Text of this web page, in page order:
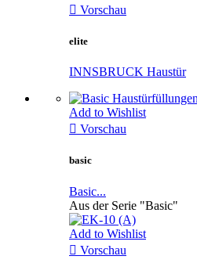
 Vorschau
elite
INNSBRUCK Haustür
Add to Wishlist
 Vorschau
basic
Basic...
Aus der Serie "Basic"
Add to Wishlist
 Vorschau